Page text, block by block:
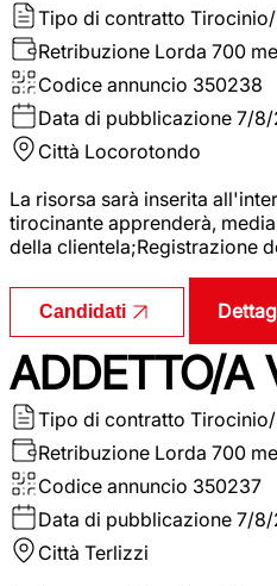
Tipo di contratto
Retribuzione Lorda 700
Codice annuncio 350238
Data di pubblicazione 7/8/
Città Locorotondo
La risorsa sarà inserita
tirocinante apprenderà,
della clientela;Registrazione
Candidati
ADDETTO/A
Tipo di contratto
Retribuzione Lorda 700
Codice annuncio 350237
Data di pubblicazione 7/8/
Città Terlizzi